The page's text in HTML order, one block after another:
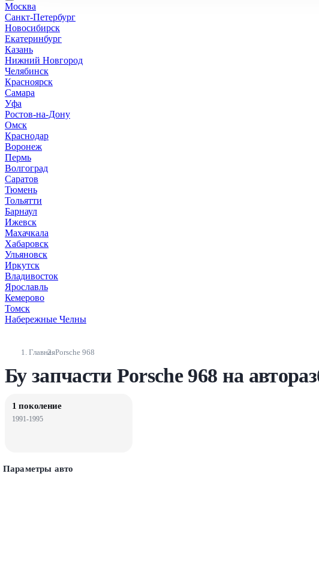
стеклоочистители
топливная система
тормозная система
трансмиссия
Москва
Санкт-Петербург
Новосибирск
Екатеринбург
Казань
Нижний Новгород
Челябинск
Красноярск
Самара
Уфа
Ростов-на-Дону
Омск
Краснодар
Воронеж
Пермь
Волгоград
Саратов
Тюмень
Тольятти
Барнаул
Ижевск
Махачкала
Хабаровск
Ульяновск
Иркутск
Владивосток
Ярославль
Кемерово
Томск
Набережные Челны
ГлавнаяPorsche 968
Бу запчасти Porsche 968 на
1 поколение
1991-1995
Параметры авто